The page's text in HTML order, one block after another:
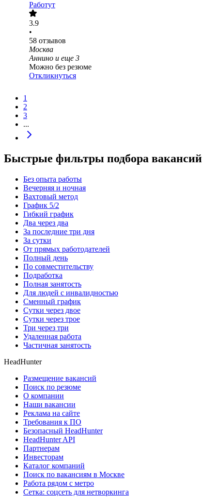
Работут
3.9
•
58 отзывов
Москва
Аннино и еще 3
Можно без резюме
Откликнуться
1
2
3
...
Быстрые фильтры подбора вакансий
Без опыта работы
Вечерняя и ночная
Вахтовый метод
График 5/2
Гибкий график
Два через два
За последние три дня
За сутки
От прямых работодателей
Полный день
По совместительству
Подработка
Полная занятость
Для людей с инвалидностью
Сменный график
Сутки через двое
Сутки через трое
Три через три
Удаленная работа
Частичная занятость
HeadHunter
Размещение вакансий
Поиск по резюме
О компании
Наши вакансии
Реклама на сайте
Требования к ПО
Безопасный HeadHunter
HeadHunter API
Партнерам
Инвесторам
Каталог компаний
Поиск по вакансиям в Москве
Работа рядом с метро
Сетка: соцсеть для нетворкинга